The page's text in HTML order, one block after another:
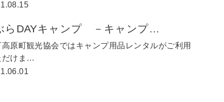
らDAYキャンプ －キャンプ…
高原町観光協会ではキャンプ用品レンタルがご利用
だけま…